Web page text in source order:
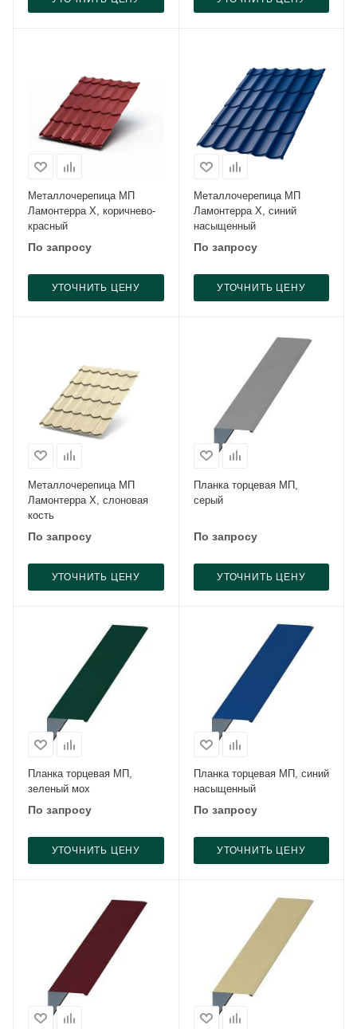
Металлочерепица МП
Ламонтерра X, коричнево-
красный
По запросу
УТОЧНИТЬ ЦЕНУ
Металлочерепица МП
Ламонтерра X, синий
насыщенный
По запросу
УТОЧНИТЬ ЦЕНУ
Металлочерепица МП
Ламонтерра X, слоновая
кость
По запросу
УТОЧНИТЬ ЦЕНУ
Планка торцевая МП,
серый
По запросу
УТОЧНИТЬ ЦЕНУ
Планка торцевая МП,
зеленый мох
По запросу
УТОЧНИТЬ ЦЕНУ
Планка торцевая МП, синий
насыщенный
По запросу
УТОЧНИТЬ ЦЕНУ